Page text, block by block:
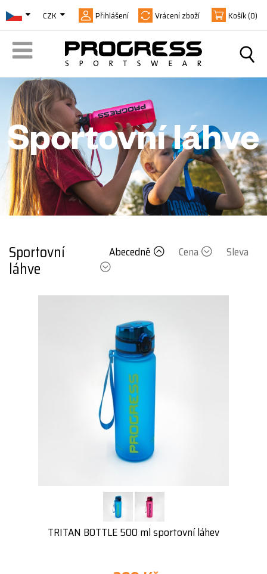
CZK Přihlášení Vrácení zboží Košík(0)
Sportovní láhve
Sportovní
láhve
Abecedně Cena Sleva
TRITAN BOTTLE 500 ml sportovní láhev